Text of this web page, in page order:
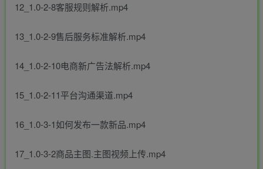
12_1.0-2-8客服规则解析.mp4
13_1.0-2-9售后服务标准解析.mp4
14_1.0-2-10电商新广告法解析.mp4
15_1.0-2-11平台沟通渠道.mp4
16_1.0-3-1如何发布一款新品.mp4
17_1.0-3-2商品主图.主图视频上传.mp4